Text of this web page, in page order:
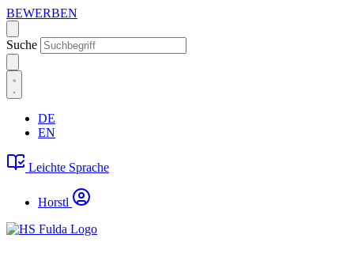
BEWERBEN
Suche
DE
EN
Leichte Sprache
Horstl